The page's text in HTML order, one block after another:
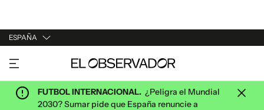
ESPAÑA
URUGUAY
ARGENTINA
ESPAÑA
FUTBOL INTERNACIONAL. ¿Peligra el Mundial
2030? Sumar pide que España renuncie a